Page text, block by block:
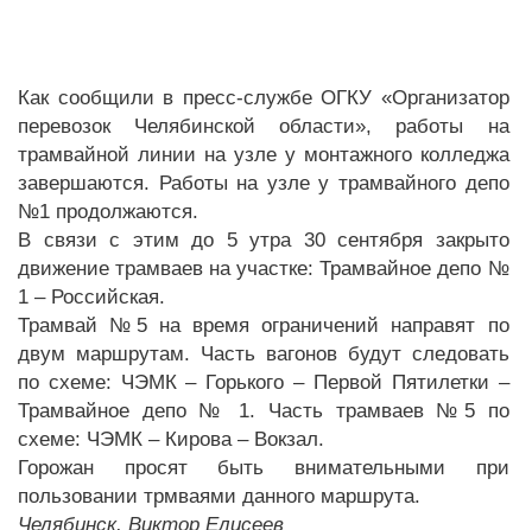
Как сообщили в пресс-службе ОГКУ «Организатор
перевозок Челябинской области», работы на
трамвайной линии на узле у монтажного колледжа
завершаются. Работы на узле у трамвайного депо
№1 продолжаются.
В связи с этим до 5 утра 30 сентября закрыто
движение трамваев на участке: Трамвайное депо №
1 – Российская.
Трамвай №5 на время ограничений направят по
двум маршрутам. Часть вагонов будут следовать
по схеме: ЧЭМК – Горького – Первой Пятилетки –
Трамвайное депо № 1. Часть трамваев №5 по
схеме: ЧЭМК – Кирова – Вокзал.
Горожан просят быть внимательными при
пользовании трмваями данного маршрута.
Челябинск, Виктор Елисеев